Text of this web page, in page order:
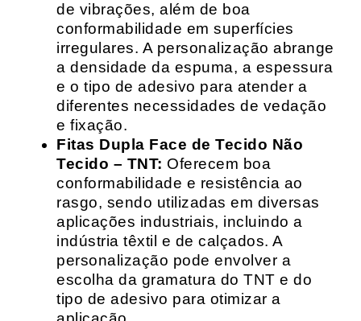
de vibrações, além de boa
conformabilidade em superfícies
irregulares. A personalização abrange
a densidade da espuma, a espessura
e o tipo de adesivo para atender a
diferentes necessidades de vedação
e fixação.
Fitas Dupla Face de Tecido Não
Tecido – TNT: Oferecem boa
conformabilidade e resistência ao
rasgo, sendo utilizadas em diversas
aplicações industriais, incluindo a
indústria têxtil e de calçados. A
personalização pode envolver a
escolha da gramatura do TNT e do
tipo de adesivo para otimizar a